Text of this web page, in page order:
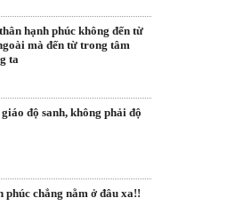
hạnh phúc không đến từ
mà đến từ trong tâm
ta
độ sanh, không phải độ
phúc chẳng nằm ở đâu xa!!